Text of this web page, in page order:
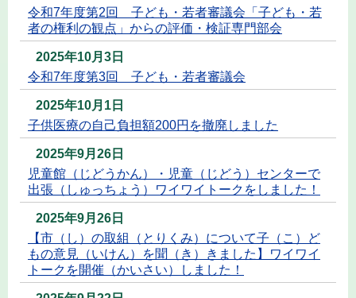
令和7年度第2回 子ども・若者審議会「子ども・若
者の権利の観点」からの評価・検証専門部会
2025年10月3日
令和7年度第3回 子ども・若者審議会
2025年10月1日
子供医療の自己負担額200円を撤廃しました
2025年9月26日
児童館（じどうかん）・児童（じどう）センターで
出張（しゅっちょう）ワイワイトークをしました！
2025年9月26日
【市（し）の取組（とりくみ）について子（こ）ど
もの意見（いけん）を聞（き）きました】ワイワイ
トークを開催（かいさい）しました！